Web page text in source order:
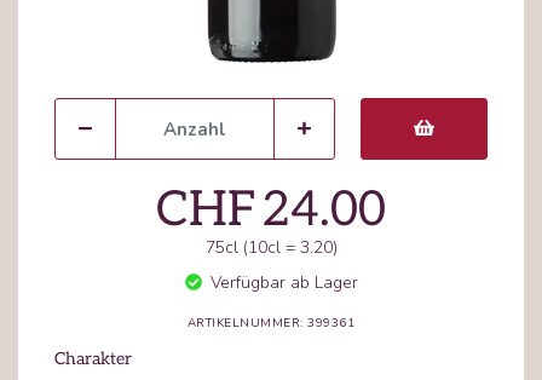
CHF24.00
75cl (10cl = 3.20)
Verfügbar ab Lager
ARTIKELNUMMER: 399361
Charakter